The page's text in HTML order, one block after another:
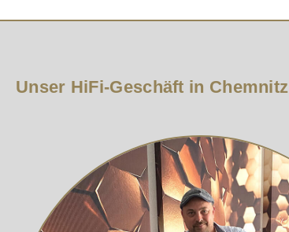
Unser HiFi-Geschäft in Chemnitz